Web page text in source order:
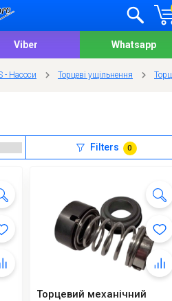
Viber Whatsapp
- Насоси Торцеві ущільнення
Filters 0
Торцевий механічний